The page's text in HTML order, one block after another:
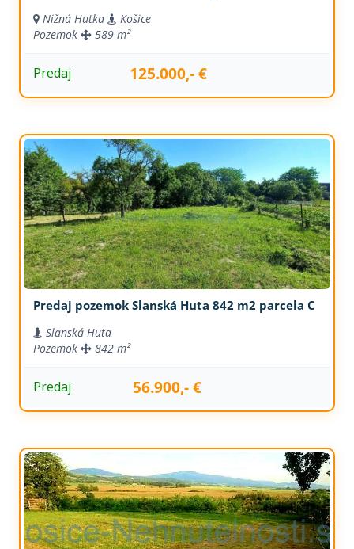
Nižná Hutka
Košice
Pozemok
589 m²
Predaj 125.000,- €
Predaj pozemok Slanská Huta 842 m2 parcela C
Slanská Huta
Pozemok
842 m²
Predaj 56.900,- €